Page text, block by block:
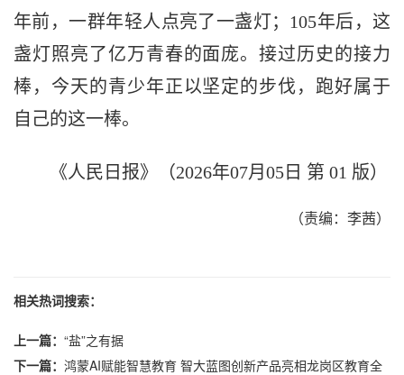
年前，一群年轻人点亮了一盏灯；105年后，这
盏灯照亮了亿万青春的面庞。接过历史的接力
棒，今天的青少年正以坚定的步伐，跑好属于
自己的这一棒。
《人民日报》（2026年07月05日 第 01 版）
（责编：李茜）
相关热词搜索：
上一篇： “盐”之有据
下一篇： 鸿蒙AI赋能智慧教育 智大蓝图创新产品亮相龙岗区教育全